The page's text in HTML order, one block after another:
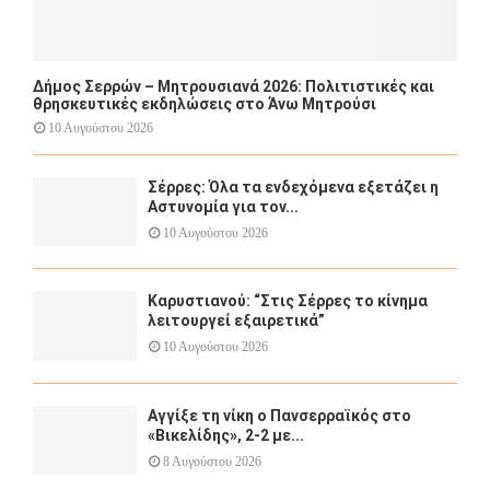
Δήμος Σερρών – Μητρουσιανά 2026: Πολιτιστικές και
θρησκευτικές εκδηλώσεις στο Άνω Μητρούσι
10 Αυγούστου 2026
Σέρρες: Όλα τα ενδεχόμενα εξετάζει η
Αστυνομία για τον...
10 Αυγούστου 2026
Καρυστιανού: “Στις Σέρρες το κίνημα
λειτουργεί εξαιρετικά”
10 Αυγούστου 2026
Αγγίξε τη νίκη ο Πανσερραϊκός στο
«Βικελίδης», 2-2 με...
8 Αυγούστου 2026